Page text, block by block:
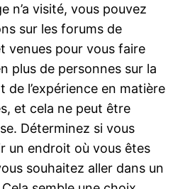
n’a visité, vous pouvez
sur les forums de
venues pour vous faire
plus de personnes sur la
de l’expérience en matière
et cela ne peut être
Déterminez si vous
un endroit où vous êtes
souhaitez aller dans un